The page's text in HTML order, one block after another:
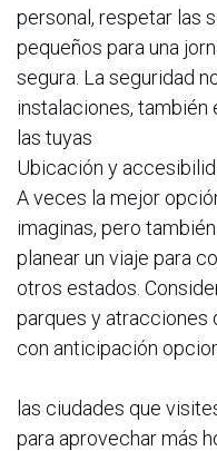
personal, respetar las
pequeños para una
segura. La seguridad
instalaciones, también
las tuyas
Ubicación y
A veces la mejor
imaginas, pero
planear un viaje para
otros estados.
parques y atracciones
con anticipación
las ciudades que
para aprovechar más